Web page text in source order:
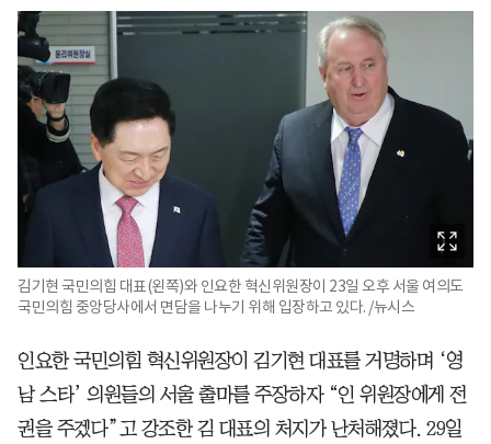
김기현 국민의힘 대표(왼쪽)와 인요한 혁신위원장이 23일 오후 서울 여의도
국민의힘 중앙당사에서 면담을 나누기 위해 입장하고 있다. /뉴시스
인요한 국민의힘 혁신위원장이 김기현 대표를 거명하며 ‘영
남 스타’ 의원들의 서울 출마를 주장하자 “인 위원장에게 전
권을 주겠다”고 강조한 김 대표의 처지가 난처해졌다. 29일